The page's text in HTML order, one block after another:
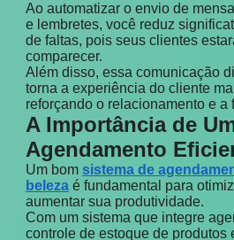
Ao automatizar o envio de
e lembretes, você reduz
de faltas, pois seus clientes
comparecer.
Além disso, essa comunicação
torna a experiência do cliente
reforçando o relacionamento e a
A Importância de
Agendamento
Um bom sistema de
belezaé fundamental para
aumentar sua produtividade.
Com um sistema que integre
controle de estoque de produtos